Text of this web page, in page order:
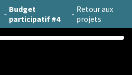
- Budget
participatif #4
- Retour aux
projets